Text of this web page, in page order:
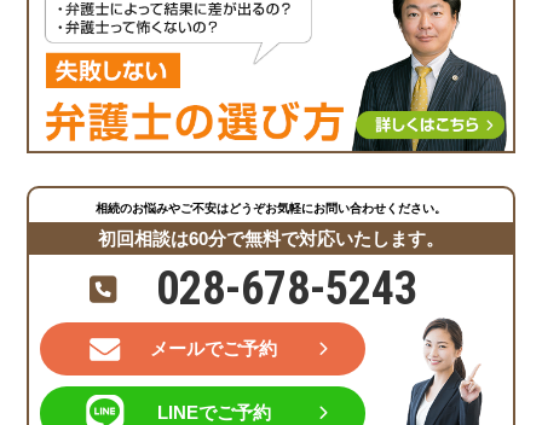
相続のお悩みやご不安はどうぞお気軽にお問い合わせください。
初回相談は60分で無料で対応いたします。
028-678-5243
メールでご予約
LINEでご予約